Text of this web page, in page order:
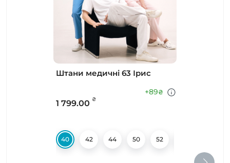
Штани медичні 63 Ірис
1 799.00 ₴
+89₴
40 42 44 50 52